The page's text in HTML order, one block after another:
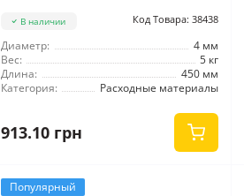
В наличии Код Товара: 38438
Диаметр:
4 мм
Вес:
5 кг
Длина:
450 мм
Категория:
Расходные материалы
913.10 грн
Популярный